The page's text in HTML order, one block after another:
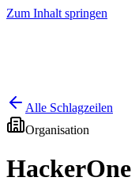
Zum Inhalt springen
Alle Schlagzeilen
Organisation
HackerOne